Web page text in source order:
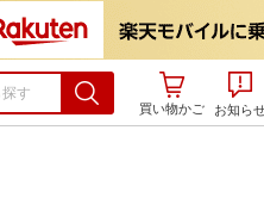
買い物かご
お知ら